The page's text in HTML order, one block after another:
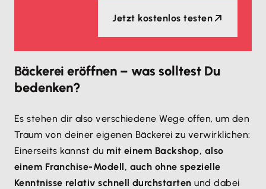
Jetzt kostenlos testen
Bäckerei eröffnen – was solltest Du
bedenken?
Es stehen dir also verschiedene Wege offen, um den
Traum von deiner eigenen Bäckerei zu verwirklichen:
Einerseits kannst du mit einem Backshop, also
einem Franchise-Modell, auch ohne spezielle
Kenntnisse relativ schnell durchstarten und dabei